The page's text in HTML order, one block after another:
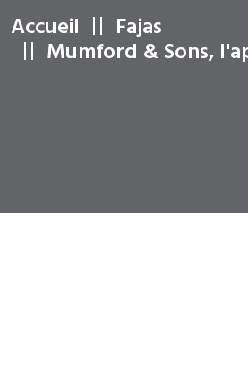
Accueil Fajas
Mumford & Sons,